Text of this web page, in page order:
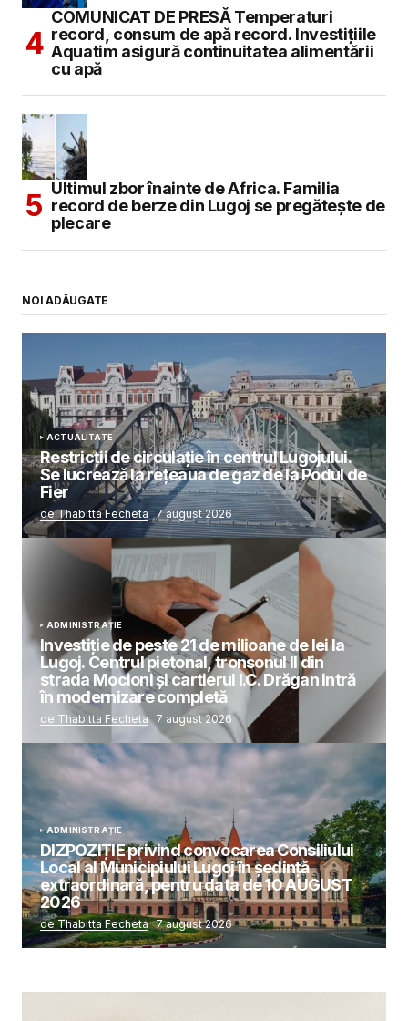
COMUNICAT DE PRESĂ Temperaturi
record, consum de apă record. Investițiile
Aquatim asigură continuitatea alimentării
cu apă
Ultimul zbor înainte de Africa. Familia
record de berze din Lugoj se pregătește de
plecare
NOI ADĂUGATE
ACTUALITATE
Restricții de circulație în centrul Lugojului.
Se lucrează la rețeaua de gaz de la Podul de
Fier
de Thabitta Fecheta 7 august 2026
ADMINISTRAȚIE
Investiție de peste 21 de milioane de lei la
Lugoj. Centrul pietonal, tronsonul II din
strada Mocioni și cartierul I.C. Drăgan intră
în modernizare completă
de Thabitta Fecheta 7 august 2026
ADMINISTRAȚIE
DIZPOZIȚIE privind convocarea Consiliului
Local al Municipiului Lugoj în şedinţă
extraordinară, pentru data de 10 AUGUST
2026
de Thabitta Fecheta 7 august 2026